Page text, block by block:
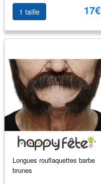
1 taille 17€
Longues rouflaquettes barbe
brunes